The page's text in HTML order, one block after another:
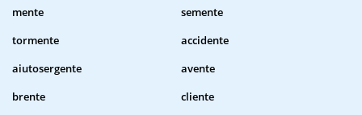
mente
semente
tormente
accidente
aiutosergente
avente
brente
cliente